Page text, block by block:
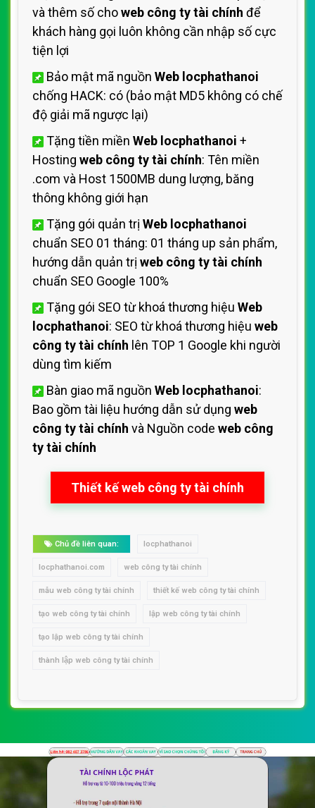
và thêm số choweb công ty tài chính để
khách hàng gọi luôn không cần nhập số cực
tiện lợi
Bảo mật mã nguồn Web locphathanoi
chống HACK: có (bảo mật MD5 không có chế
độ giải mã ngược lại)
Tặng tiền miền Web locphathanoi +
Hosting web công ty tài chính: Tên miền
.com và Host 1500MB dung lượng, băng
thông không giới hạn
Tặng gói quản trị Web locphathanoi
chuẩn SEO 01 tháng: 01 tháng up sản phẩm,
hướng dẫn quản trị web công ty tài chính
chuẩn SEO Google 100%
Tặng gói SEO từ khoá thương hiệu Web
locphathanoi: SEO từ khoá thương hiệu web
công ty tài chính lên TOP 1 Google khi người
dùng tìm kiếm
Bàn giao mã nguồn Web locphathanoi:
Bao gồm tài liệu hướng dẫn sử dụng web
công ty tài chính và Nguồn code web công
ty tài chính
Thiết kế web công ty tài chính
Chủ đề liên quan: locphathanoi
locphathanoi.com web công ty tài chính
mẫu web công ty tài chính thiết kế web công ty tài chính
tạo web công ty tài chính lập web công ty tài chính
tạo lập web công ty tài chính
thành lập web công ty tài chính